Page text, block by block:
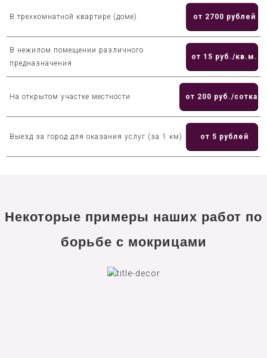
В трехкомнатной квартире (доме) от 2700 рублей
В нежилом помещении различного
предназначения
от 15 руб./кв.м.
На открытом участке местности от 200 руб./сотка
Выезд за город для оказания услуг (за 1 км) от 5 рублей
Некоторые примеры наших работ по
борьбе с мокрицами